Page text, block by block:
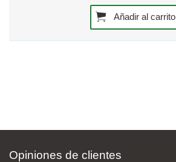
Añadir al carrito
Opiniones de clientes